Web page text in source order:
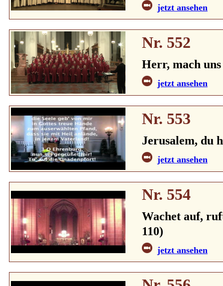
jetzt ansehen
Nr. 552
Herr, mach
jetzt ansehen
Nr. 553
Jerusalem, du
jetzt ansehen
Nr. 554
Wachet auf,
110)
jetzt ansehen